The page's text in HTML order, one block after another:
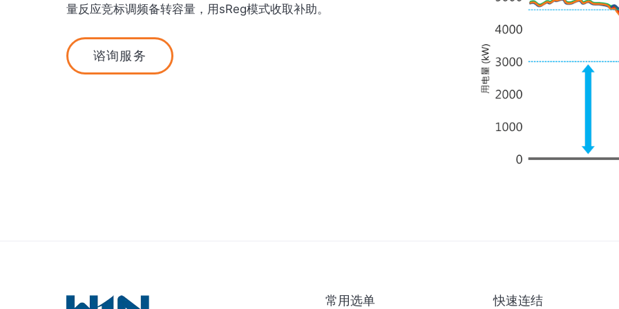
量反应竞标调频备转容量，用sReg模式收取补助。
谘询服务
常用选单 快速连结